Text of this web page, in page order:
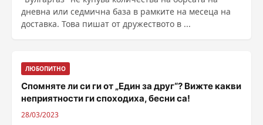
дневна или седмична база в рамките на месеца на
доставка. Това пишат от дружеството в ...
ЛЮБОПИТНО
Спомняте ли си ги от „Един за друг“? Вижте какви
неприятности ги споходиха, бесни са!
28/03/2023